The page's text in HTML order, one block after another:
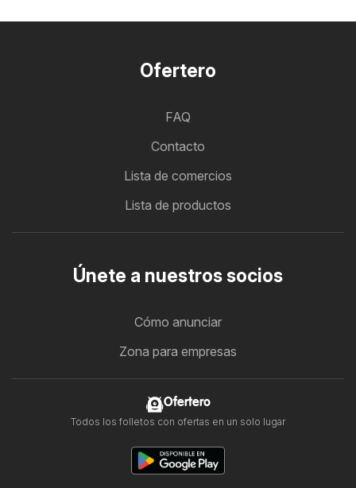
Ofertero
FAQ
Contacto
Lista de comercios
Lista de productos
Únete a nuestros socios
Cómo anunciar
Zona para empresas
Ofertero
Todos los folletos con ofertas en un solo lugar